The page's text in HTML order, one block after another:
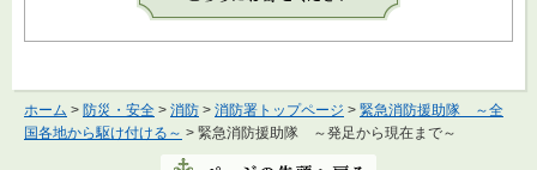
ホーム > 防災・安全 > 消防 > 消防署トップページ > 緊急消防援助隊 ～全
国各地から駆け付ける～ > 緊急消防援助隊 ～発足から現在まで～